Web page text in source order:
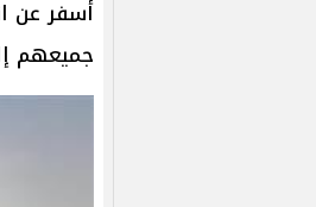
جميعهم